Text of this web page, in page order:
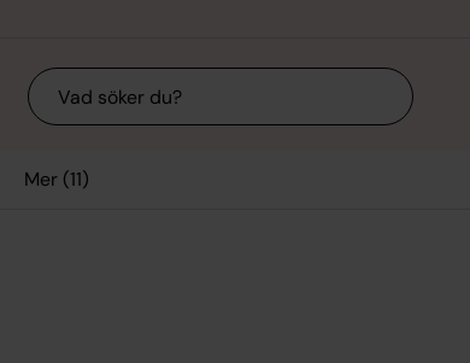
Sök
Mer (11)